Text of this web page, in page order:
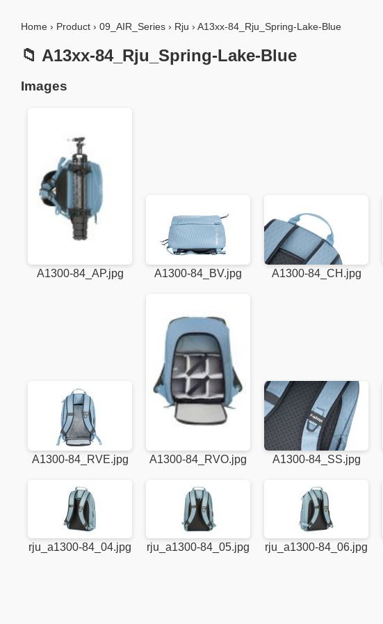
Home › Product › 09_AIR_Series › Rju › A13xx-84_Rju_Spring-Lake-Blue
📁 A13xx-84_Rju_Spring-Lake-Blue
Images
A1300-84_AP.jpg A1300-84_BV.jpg A1300-84_CH.jpg
A1300-84_RVE.jpg A1300-84_RVO.jpg A1300-84_SS.jpg
rju_a1300-84_04.jpg rju_a1300-84_05.jpg rju_a1300-84_06.jpg